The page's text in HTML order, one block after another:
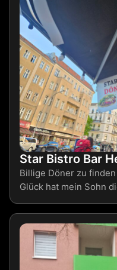
Star Bistro Bar
Billige Döner zu
Glück hat mein Sohn